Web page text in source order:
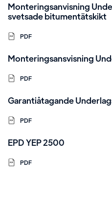
Monteringsanvisning
svetsade bitumentätskikt
PDF
Monteringsansvisning
PDF
Garantiåtagande
PDF
EPD YEP 2500
PDF